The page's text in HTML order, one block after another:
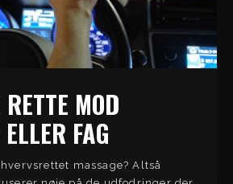
MOD
FAG
massage? Altså